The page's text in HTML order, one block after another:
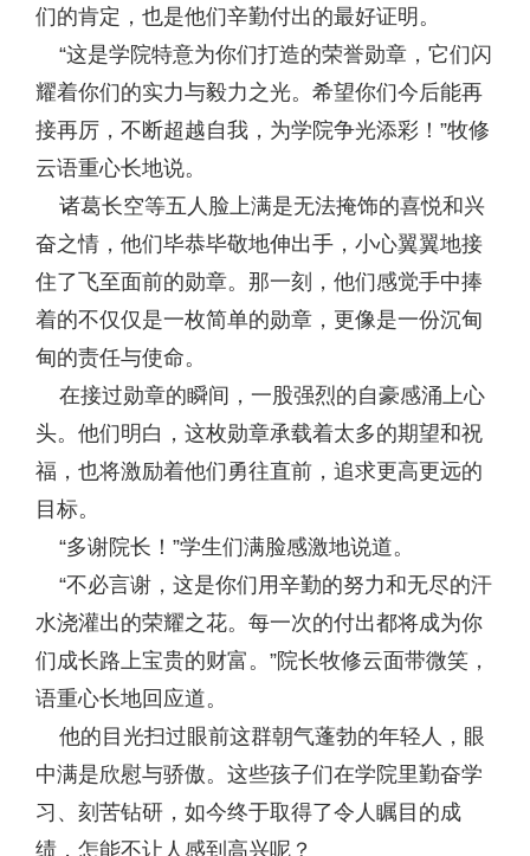
们的肯定，也是他们辛勤付出的最好证明。
“这是学院特意为你们打造的荣誉勋章，它们闪
耀着你们的实力与毅力之光。希望你们今后能再
接再厉，不断超越自我，为学院争光添彩！”牧修
云语重心长地说。
诸葛长空等五人脸上满是无法掩饰的喜悦和兴
奋之情，他们毕恭毕敬地伸出手，小心翼翼地接
住了飞至面前的勋章。那一刻，他们感觉手中捧
着的不仅仅是一枚简单的勋章，更像是一份沉甸
甸的责任与使命。
在接过勋章的瞬间，一股强烈的自豪感涌上心
头。他们明白，这枚勋章承载着太多的期望和祝
福，也将激励着他们勇往直前，追求更高更远的
目标。
“多谢院长！”学生们满脸感激地说道。
“不必言谢，这是你们用辛勤的努力和无尽的汗
水浇灌出的荣耀之花。每一次的付出都将成为你
们成长路上宝贵的财富。”院长牧修云面带微笑，
语重心长地回应道。
他的目光扫过眼前这群朝气蓬勃的年轻人，眼
中满是欣慰与骄傲。这些孩子们在学院里勤奋学
习、刻苦钻研，如今终于取得了令人瞩目的成
绩，怎能不让人感到高兴呢？